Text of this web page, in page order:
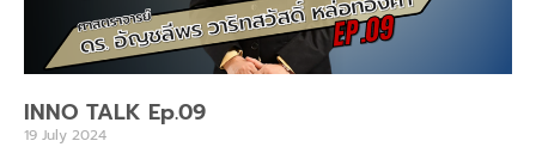
INNO TALK Ep.09
19 July 2024